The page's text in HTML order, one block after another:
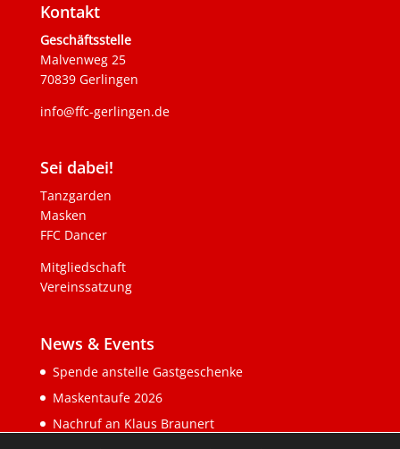
Kontakt
Geschäftsstelle
Malvenweg 25
70839 Gerlingen
info@ffc-gerlingen.de
Sei dabei!
Tanzgarden
Masken
FFC Dancer
Mitgliedschaft
Vereinssatzung
News & Events
Spende anstelle Gastgeschenke
Maskentaufe 2026
Nachruf an Klaus Braunert